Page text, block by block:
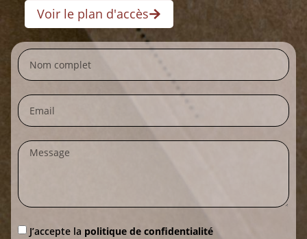
Voir le plan d'accès
J’accepte la politique de confidentialité